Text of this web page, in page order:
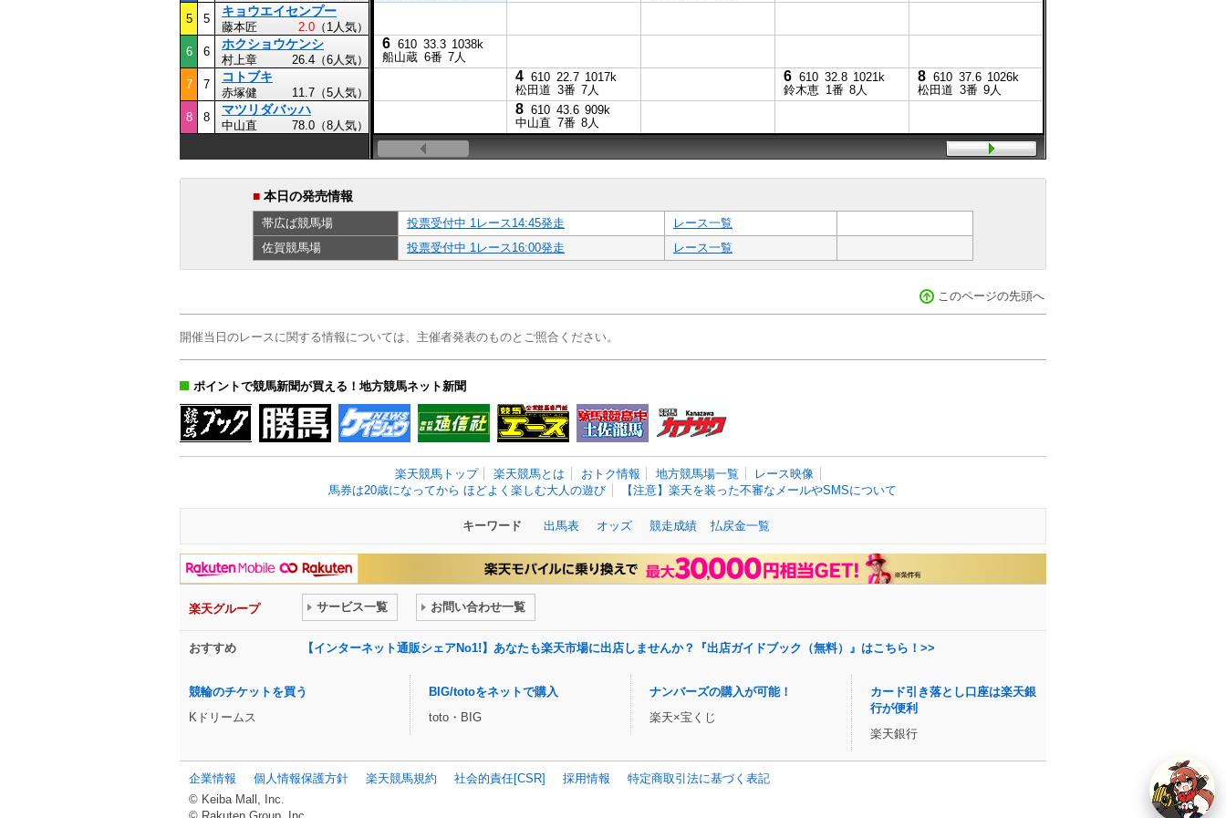
5
5
キョウエイセンプー
藤本匠 2.0 （1人気）
6
6
ホクショウケンシ
村上章
26.4（6人気）
7
7
コトブキ
赤塚健
11.7（5人気）
8
8
マツリダバッハ
中山直 78.0（8人気）
6 610 33.3 1038k
船山蔵 6番 7人
4 610 22.7 1017k
松田道 3番 7人
6 610 32.8 1021k
鈴木恵 1番 8人
8 610 37.6 1026k
松田道 3番 9人
8 610 43.6 909k
中山直 7番 8人
■ 本日の発売情報
帯広ば競馬場 投票受付中 1レース14:45発走
レース一覧
佐賀競馬場 投票受付中 1レース16:00発走 レース一覧
このページの先頭へ
開催当日のレースに関する情報については、主催者発表のものとご照合ください。
ポイントで競馬新聞が買える！地方競馬ネット新聞
楽天競馬トップ 楽天競馬とは おトク情報 地方競馬場一覧
レース映像
馬券は20歳になってから ほどよく楽しむ大人の遊び
【注意】楽天を装った不審なメールやSMSについて
キーワード 出馬表 オッズ 競走成績 払戻金一覧
楽天グループ サービス一覧 お問い合わせ一覧
おすすめ 【インターネット通販シェアNo1!】あなたも楽天市場に出店しませんか？『出店ガイドブック（無料）』はこちら！>>
競輪のチケットを買う
Kドリームス
BIG/totoをネットで購入
toto・BIG
ナンバーズの購入が可能！
楽天×宝くじ
カード引き落とし口座は楽天銀
行が便利
楽天銀行
企業情報 個人情報保護方針 楽天競馬規約 社会的責任[CSR] 採用情報
特定商取引法に基づく表記
© Keiba Mall, Inc.